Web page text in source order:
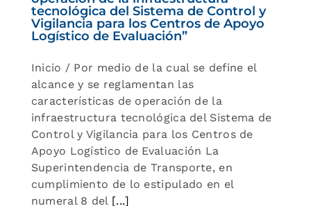
tecnológica del Sistema de Control y
Vigilancia para los Centros de Apoyo
Logístico de Evaluación”
Inicio / Por medio de la cual se define el
alcance y se reglamentan las
características de operación de la
infraestructura tecnológica del Sistema de
Control y Vigilancia para los Centros de
Apoyo Logístico de Evaluación La
Superintendencia de Transporte, en
cumplimiento de lo estipulado en el
numeral 8 del [...]